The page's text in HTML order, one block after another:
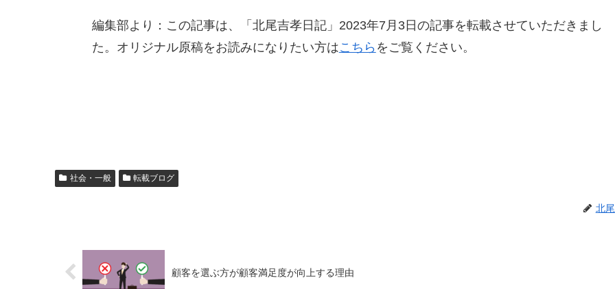
編集部より：この記事は、「北尾吉孝日記」2023年7月3日の記事を転載させていただきまし
た。オリジナル原稿をお読みになりたい方はこちら をご覧ください。
社会・一般 転載ブログ
北
顧客を選ぶ方が顧客満足度が向上する理由